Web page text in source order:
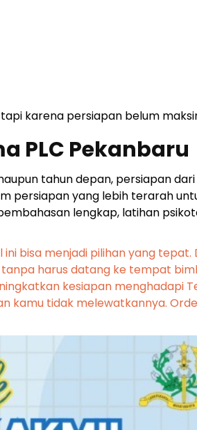
karena persiapan belum
PLC Pekanbaru
tahun depan, persiapan dari
persiapan yang lebih terarah
lengkap, latihan
bisa menjadi pilihan yang tepat.
harus datang ke tempat
kesiapan menghadapi
kamu tidak melewatkannya.